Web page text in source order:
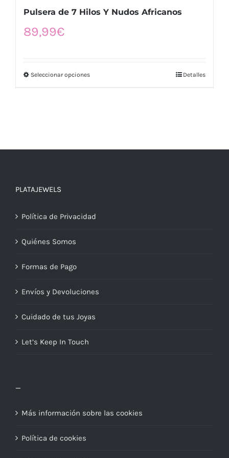
Pulsera de 7 Hilos Y Nudos Africanos
89,99€
Seleccionar opciones Detalles
PLATAJEWELS
Política de Privacidad
Quiénes Somos
Formas de Pago
Envíos y Devoluciones
Cuidado de tus Joyas
Let’s Keep In Touch
_
Más información sobre las cookies
Política de cookies